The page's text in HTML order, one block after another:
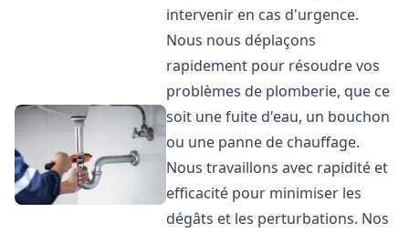
intervenir en cas d'urgence.
Nous nous déplaçons
rapidement pour résoudre vos
problèmes de plomberie, que ce
soit une fuite d'eau, un bouchon
ou une panne de chauffage.
Nous travaillons avec rapidité et
efficacité pour minimiser les
dégâts et les perturbations. Nos